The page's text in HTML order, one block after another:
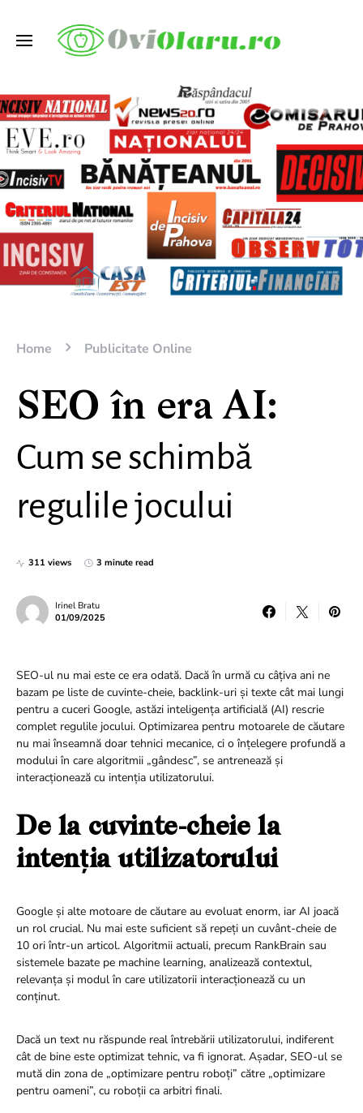
Home Publicitate Online
SEO în era AI:
Cum se schimbă
regulile jocului
311 views 3 minute read
Irinel Bratu
01/09/2025
SEO-ul nu mai este ce era odată. Dacă în urmă cu câțiva ani ne
bazam pe liste de cuvinte-cheie, backlink-uri și texte cât mai lungi
pentru a cuceri Google, astăzi inteligența artificială (AI) rescrie
complet regulile jocului. Optimizarea pentru motoarele de căutare
nu mai înseamnă doar tehnici mecanice, ci o înțelegere profundă a
modului în care algoritmii „gândesc”, se antrenează și
interacționează cu intenția utilizatorului.
De la cuvinte-cheie la
intenția utilizatorului
Google și alte motoare de căutare au evoluat enorm, iar AI joacă
un rol crucial. Nu mai este suficient să repeți un cuvânt-cheie de
10 ori într-un articol. Algoritmii actuali, precum RankBrain sau
sistemele bazate pe machine learning, analizează contextul,
relevanța și modul în care utilizatorii interacționează cu un
conținut.
Dacă un text nu răspunde real întrebării utilizatorului, indiferent
cât de bine este optimizat tehnic, va fi ignorat. Așadar, SEO-ul se
mută din zona de „optimizare pentru roboți” către „optimizare
pentru oameni”, cu roboții ca arbitri finali.